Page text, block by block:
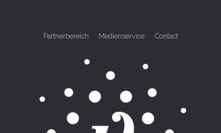
Partnerbereich Medienservice Contact